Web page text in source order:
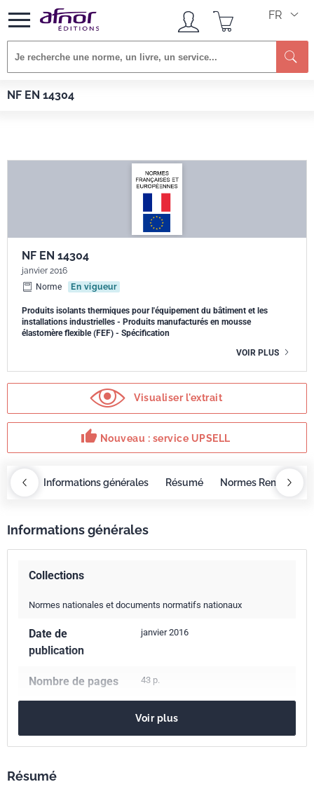
FR
NF EN 14304
Afnor EDITIONS
NF EN 14304
janvier 2016
Norme
En vigueur
Produits isolants thermiques pour l'équipement du bâtiment et les
installations industrielles - Produits manufacturés en mousse
élastomère flexible (FEF) - Spécification
VOIR PLUS
Visualiser l'extrait
thumb_up Nouveau : service UPSELL
Informations générales Résumé Normes
Informations générales
Collections
Normes nationales et documents normatifs nationaux
Date de
publication
janvier 2016
Nombre de pages 43 p.
Codes ICS
91.100.60
Voir plus
Résumé